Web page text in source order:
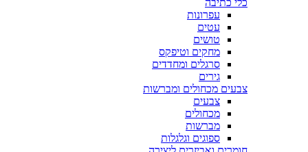
כלי כתיבה
עפרונות
עטים
טושים
מחקים וטיפקס
סרגלים ומחדדים
גירים
צבעים מכחולים ומברשות
צבעים
מכחולים
מברשות
ספוגים וגלגלות